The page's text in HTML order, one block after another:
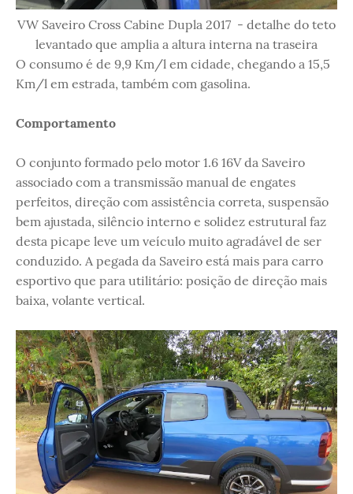
VW Saveiro Cross Cabine Dupla 2017 - detalhe do teto
levantado que amplia a altura interna na traseira
O consumo é de 9,9 Km/l em cidade, chegando a 15,5
Km/l em estrada, também com gasolina.
Comportamento
O conjunto formado pelo motor 1.6 16V da Saveiro
associado com a transmissão manual de engates
perfeitos, direção com assistência correta, suspensão
bem ajustada, silêncio interno e solidez estrutural faz
desta picape leve um veículo muito agradável de ser
conduzido. A pegada da Saveiro está mais para carro
esportivo que para utilitário: posição de direção mais
baixa, volante vertical.